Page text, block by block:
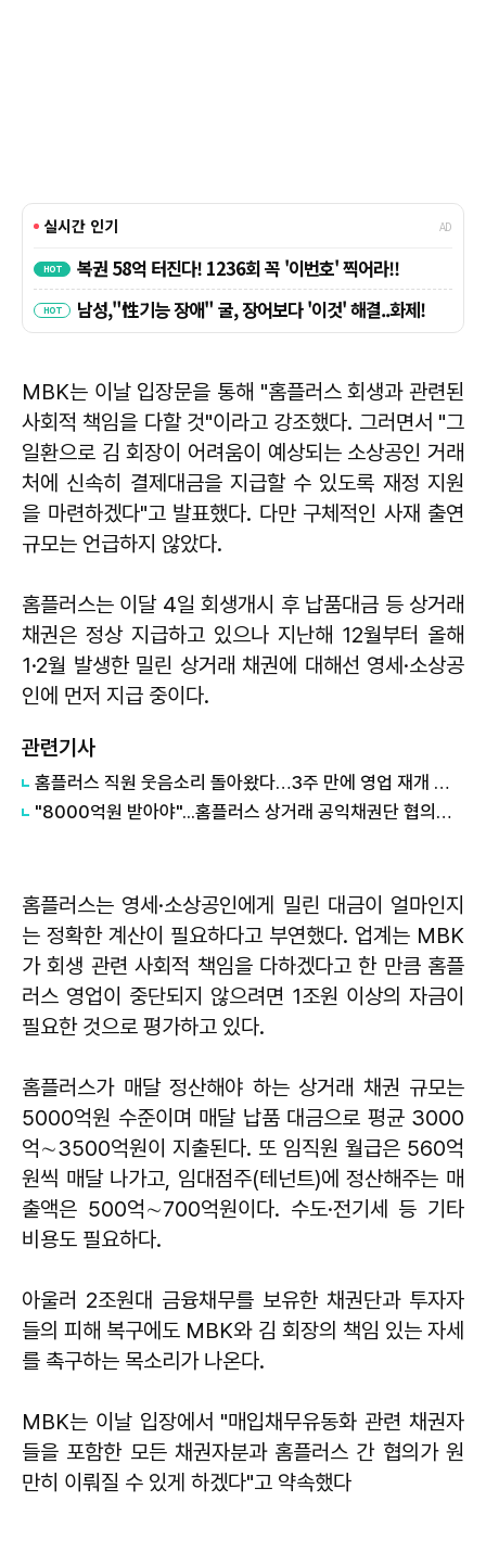
MBK는 이날 입장문을 통해 "홈플러스 회생과 관련된
사회적 책임을 다할 것"이라고 강조했다. 그러면서 "그
일환으로 김 회장이 어려움이 예상되는 소상공인 거래
처에 신속히 결제대금을 지급할 수 있도록 재정 지원
을 마련하겠다"고 발표했다. 다만 구체적인 사재 출연
규모는 언급하지 않았다.
홈플러스는 이달 4일 회생개시 후 납품대금 등 상거래
채권은 정상 지급하고 있으나 지난해 12월부터 올해
1·2월 발생한 밀린 상거래 채권에 대해선 영세·소상공
인에 먼저 지급 중이다.
관련기사
홈플러스 직원 웃음소리 돌아왔다…3주 만에 영업 재개 채비
"8000억원 받아야"...홈플러스 상거래 공익채권단 협의회 발족
홈플러스는 영세·소상공인에게 밀린 대금이 얼마인지
는 정확한 계산이 필요하다고 부연했다. 업계는 MBK
가 회생 관련 사회적 책임을 다하겠다고 한 만큼 홈플
러스 영업이 중단되지 않으려면 1조원 이상의 자금이
필요한 것으로 평가하고 있다.
홈플러스가 매달 정산해야 하는 상거래 채권 규모는
5000억원 수준이며 매달 납품 대금으로 평균 3000
억∼3500억원이 지출된다. 또 임직원 월급은 560억
원씩 매달 나가고, 임대점주(테넌트)에 정산해주는 매
출액은 500억∼700억원이다. 수도·전기세 등 기타
비용도 필요하다.
아울러 2조원대 금융채무를 보유한 채권단과 투자자
들의 피해 복구에도 MBK와 김 회장의 책임 있는 자세
를 촉구하는 목소리가 나온다.
MBK는 이날 입장에서 "매입채무유동화 관련 채권자
들을 포함한 모든 채권자분과 홈플러스 간 협의가 원
만히 이뤄질 수 있게 하겠다"고 약속했다